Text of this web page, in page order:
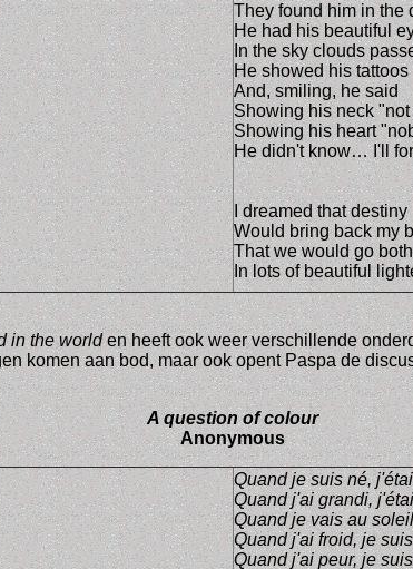
They found him in the
He had his beautiful
In the sky clouds
He showed his tattoos
And, smiling, he said
Showing his neck
Showing his heart
He didn't know… I'll
I dreamed that destiny
Would bring back my
That we would go
In lots of beautiful
in the worlden heeft ook weer verschillende
komen aan bod, maar ook opent Paspa de
A question of colour
Anonymous
Quand je suis né,
Quand j'ai grandi,
Quand je vais au
Quand j'ai froid, je
Quand j'ai peur, je